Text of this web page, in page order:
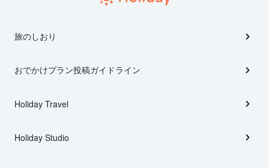
旅のしおり
おでかけプラン投稿ガイドライン
Holiday Travel
Holiday Studio